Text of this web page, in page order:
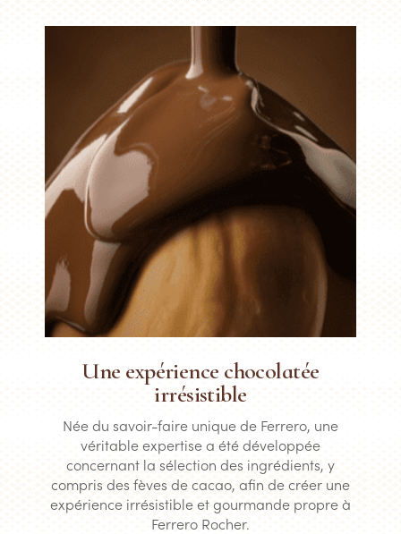
Une expérience chocolatée
irrésistible
Née du savoir-faire unique de Ferrero, une
véritable expertise a été développée
concernant la sélection des ingrédients, y
compris des fèves de cacao, afin de créer une
expérience irrésistible et gourmande propre à
Ferrero Rocher.